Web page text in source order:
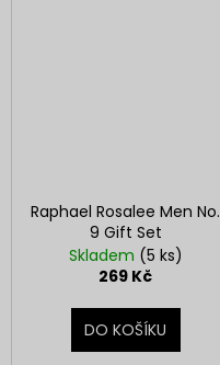
Raphael Rosalee Men No.
9 Gift Set
Skladem (5 ks)
269 Kč
DO KOŠÍKU